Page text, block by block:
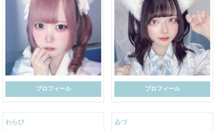
プロフィール プロフィール
わらび ゐづ